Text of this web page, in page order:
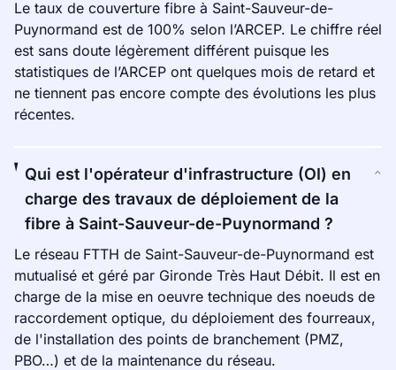
Le taux de couverture fibre à Saint-Sauveur-de-
Puynormand est de 100% selon l’ARCEP. Le chiffre réel
est sans doute légèrement différent puisque les
statistiques de l’ARCEP ont quelques mois de retard et
ne tiennent pas encore compte des évolutions les plus
récentes.
Qui est l'opérateur d'infrastructure (OI) en
charge des travaux de déploiement de la
fibre à Saint-Sauveur-de-Puynormand ?
Le réseau FTTH de Saint-Sauveur-de-Puynormand est
mutualisé et géré par Gironde Très Haut Débit. Il est en
charge de la mise en oeuvre technique des noeuds de
raccordement optique, du déploiement des fourreaux,
de l'installation des points de branchement (PMZ,
PBO…) et de la maintenance du réseau.